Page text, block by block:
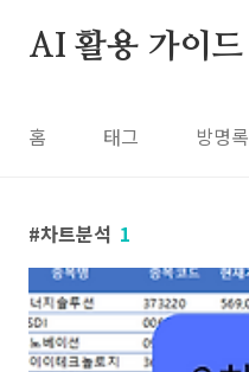
AI 활용 가이드
홈 태그 방명록
차트분석 1